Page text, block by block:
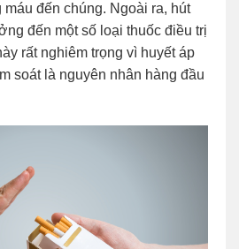
đến chúng. Ngoài ra, hút
đến một số loại thuốc điều trị
rất nghiêm trọng vì huyết áp
soát là nguyên nhân hàng đầu